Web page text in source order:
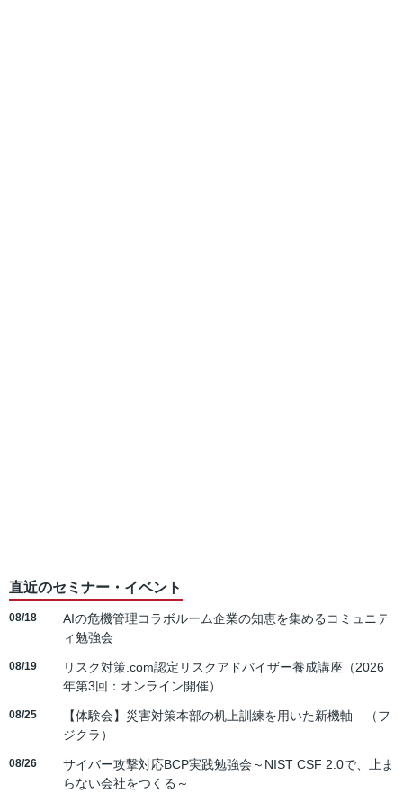
直近のセミナー・イベント
08/18
AIの危機管理コラボルーム企業の知恵を集めるコミュニテ
ィ勉強会
08/19
リスク対策.com認定リスクアドバイザー養成講座（2026
年第3回：オンライン開催）
08/25
【体験会】災害対策本部の机上訓練を用いた新機軸 （フ
ジクラ）
08/26
サイバー攻撃対応BCP実践勉強会～NIST CSF 2.0で、止ま
らない会社をつくる～